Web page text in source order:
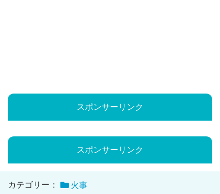
スポンサーリンク
スポンサーリンク
カテゴリー：
火事